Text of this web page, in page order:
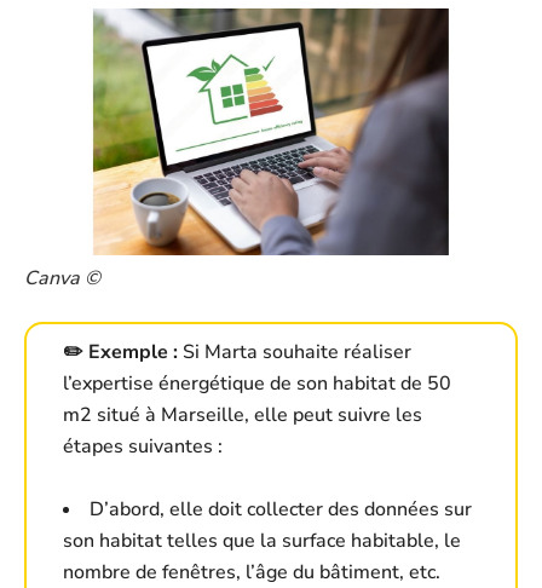
Canva ©
✏️ Exemple : Si Marta souhaite réaliser
l’expertise énergétique de son habitat de 50
m2 situé à Marseille, elle peut suivre les
étapes suivantes :
D’abord, elle doit collecter des données sur
son habitat telles que la surface habitable, le
nombre de fenêtres, l’âge du bâtiment, etc.